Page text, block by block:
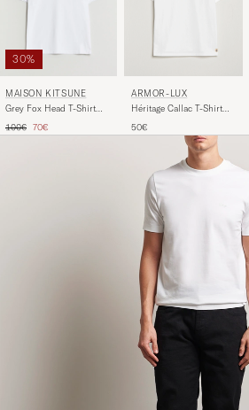
30%
MAISON KITSUNÉ
Grey Fox Head T-Shirt
Precio ordinario
100€ Precio reducido
70€
ARMOR-LUX
Héritage Callac T-Shirt
50€